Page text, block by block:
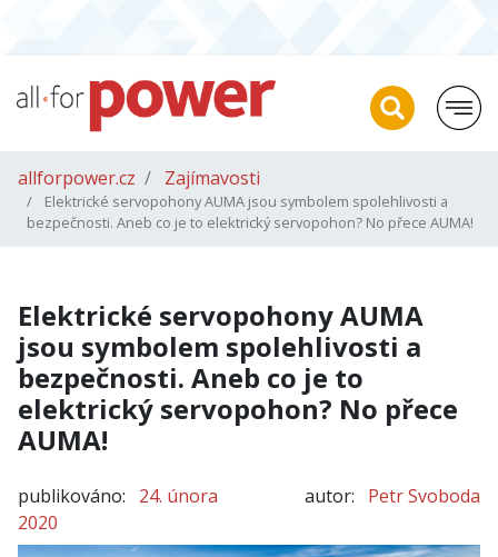
allforpower.cz Zajímavosti
Elektrické servopohony AUMA jsou symbolem spolehlivosti a
bezpečnosti. Aneb co je to elektrický servopohon? No přece AUMA!
Elektrické servopohony AUMA
jsou symbolem spolehlivosti a
bezpečnosti. Aneb co je to
elektrický servopohon? No přece
AUMA!
publikováno:
24. února
2020
autor: Petr Svoboda